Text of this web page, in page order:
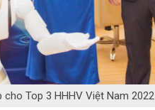
Top 3 HHHV Việt Nam 2022